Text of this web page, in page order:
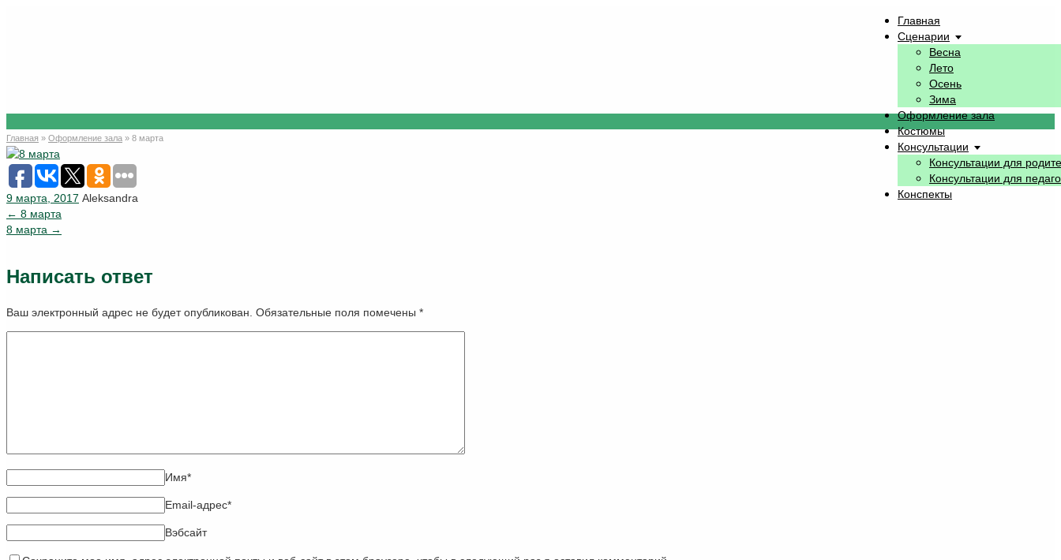
Главная
Сценарии
Весна
Лето
Осень
Зима
Оформление зала
Костюмы
Консультации
Консультации для
Консультации для
Конспекты
Главная » Оформление зала » 8 марта
9 марта, 2017 Aleksandra
← 8 марта
8 марта →
Написать ответ
Ваш электронный адрес не будет опубликован. Обязательные поля помечены *
Имя*
Email-адрес*
Вэбсайт